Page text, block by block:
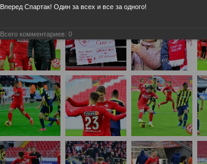
Вперед Спартак! Один за всех и все за одного!
Всего комментариев: 0